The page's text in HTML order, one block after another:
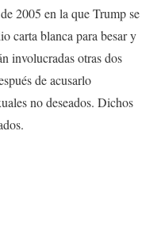
2005 en la que Trump se
carta blanca para besar y
involucradas otras dos
de acusarlo
no deseados. Dichos